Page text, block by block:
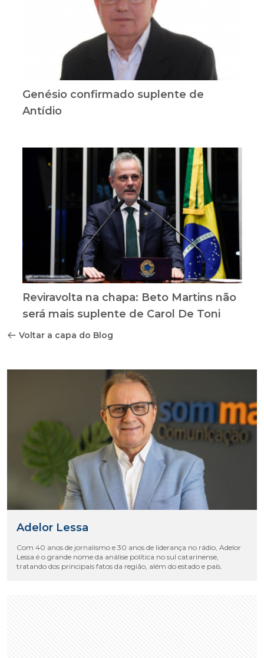
Genésio confirmado suplente de
Antídio
Reviravolta na chapa: Beto Martins não
será mais suplente de Carol De Toni
Voltar a capa do Blog
Adelor Lessa
Com 40 anos de jornalismo e 30 anos de liderança no rádio, Adelor
Lessa é o grande nome da análise política no sul catarinense,
tratando dos principais fatos da região, além do estado e país.